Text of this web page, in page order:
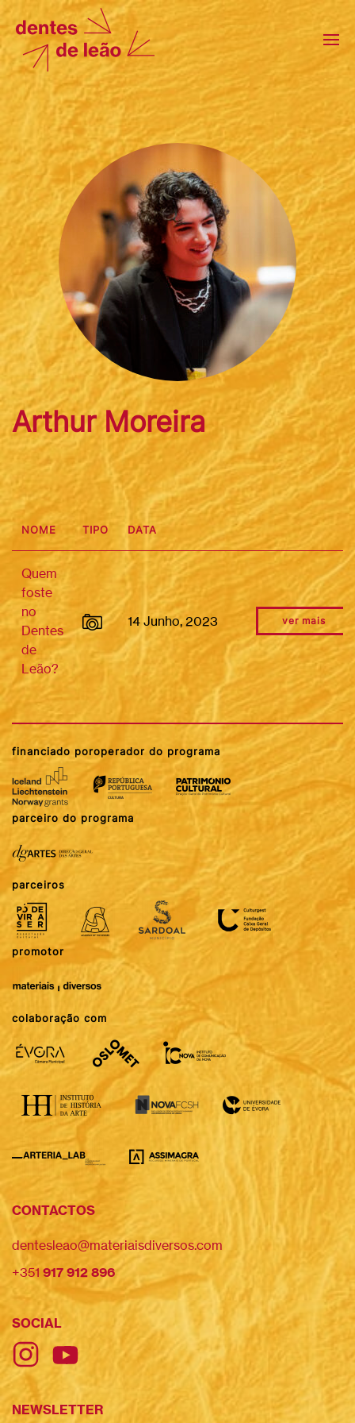
Arthur Moreira
NOME TIPO DATA
Quem
foste
no
Dentes
de
Leão?
14 Junho, 2023 ver mais
financiado poroperador do programa
parceiro do programa
parceiros
promotor
colaboração com
CONTACTOS
dentesleao@materiaisdiversos.com
+351 917 912 896
SOCIAL
NEWSLETTER